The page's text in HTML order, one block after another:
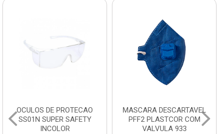
OCULOS DE PROTECAO
SS01N SUPER SAFETY
INCOLOR
MASCARA DESCARTAVEL
PFF2 PLASTCOR COM
VALVULA 933